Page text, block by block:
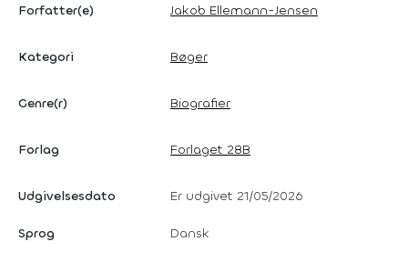
Forfatter(e) Jakob Ellemann-Jensen
Kategori Bøger
Genre(r) Biografier
Forlag Forlaget 28B
Udgivelsesdato Er udgivet 21/05/2026
Sprog Dansk